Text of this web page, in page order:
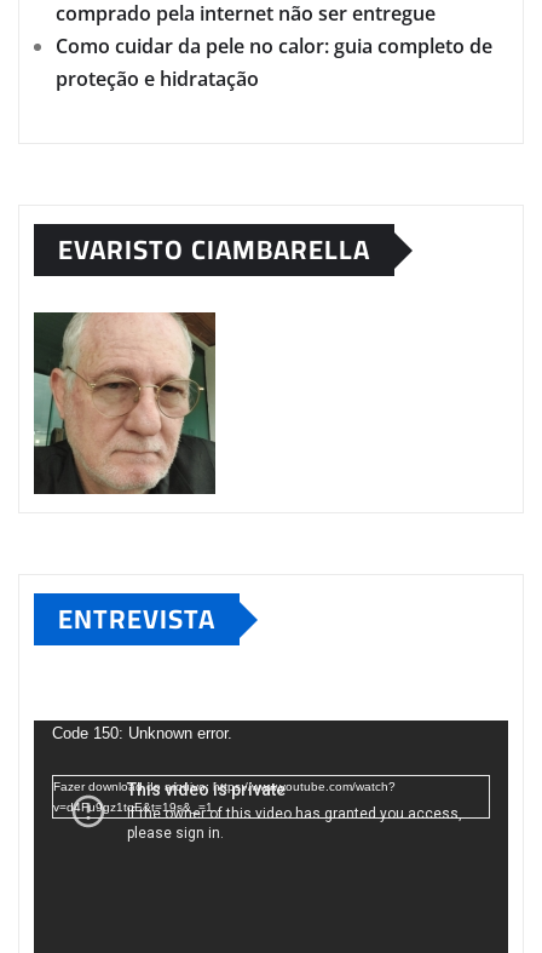
comprado pela internet não ser entregue
Como cuidar da pele no calor: guia completo de
proteção e hidratação
EVARISTO CIAMBARELLA
ENTREVISTA
deCode 150: Unknown error.
Fazer download do arquivo: https://www.youtube.com/watch?
v=d4Fu9gz1tqE&t=19s&_=1